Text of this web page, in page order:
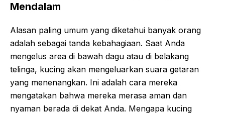
Mendalam
Alasan paling umum yang diketahui banyak orang
adalah sebagai tanda kebahagiaan. Saat Anda
mengelus area di bawah dagu atau di belakang
telinga, kucing akan mengeluarkan suara getaran
yang menenangkan. Ini adalah cara mereka
mengatakan bahwa mereka merasa aman dan
nyaman berada di dekat Anda. Mengapa kucing